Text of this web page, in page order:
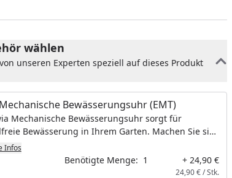
wählen
unseren Experten speziell auf dieses Produkt
Bewässerungsuhr (EMT)
Mechanische Bewässerungsuhr sorgt für
Bewässerung in Ihrem Garten. Machen Sie sich
Bewässerungszeiten Ihrer Pflanzen. Mit den
ist für Sie bestens gesorgt. Kompatibel
gängigen Wasseranschlüssen.
Infos
Benötigte Menge: 1 + 24,90 €
24,90 € / Stk.